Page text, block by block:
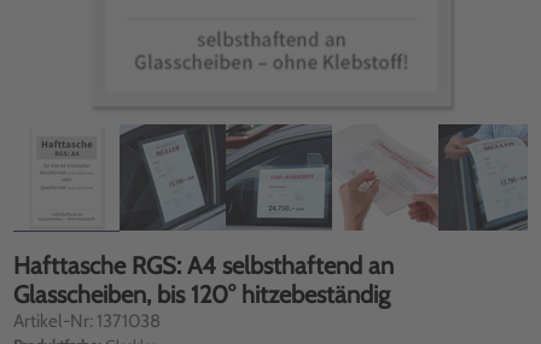
Hafttasche RGS: A4 selbsthaftend an
Glasscheiben, bis 120° hitzebeständig
Artikel-Nr: 1371038